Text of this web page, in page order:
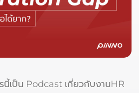
รนี้เป็น Podcast เกี่ยวกับงานHR